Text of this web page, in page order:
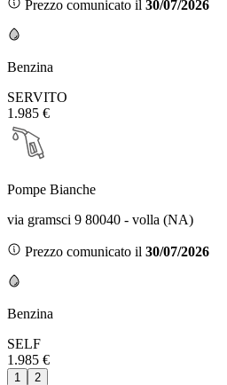
Prezzo comunicato il 30/07/2026
Benzina
SERVITO
1.985 €
Pompe Bianche
via gramsci 9 80040 - volla (NA)
Prezzo comunicato il 30/07/2026
Benzina
SELF
1.985 €
1 2